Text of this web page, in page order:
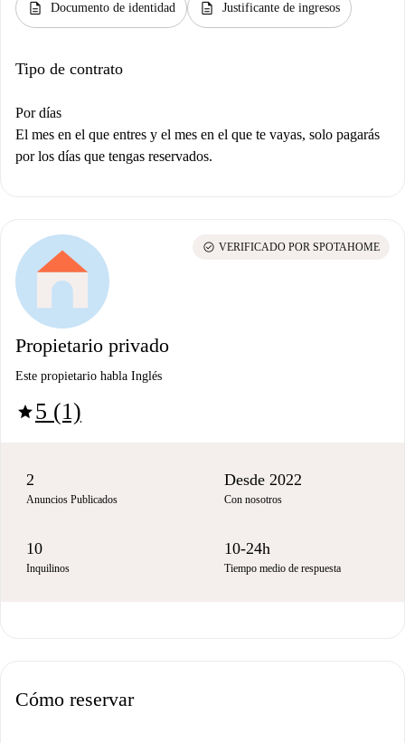
description Documento de identidad description Justificante de ingresos
Tipo de contrato
Por días
El mes en el que entres y el mes en el que te vayas, solo pagarás
por los días que tengas reservados.
Propietario privado
Este propietario habla Inglés
star5 (1)
check_circle VERIFICADO POR SPOTAHOME
2
Anuncios Publicados
Desde 2022
Con nosotros
10
Inquilinos
10-24h
Tiempo medio de respuesta
Cómo reservar